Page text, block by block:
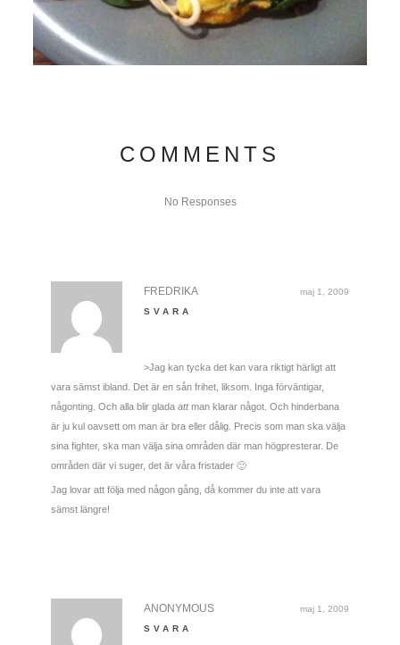
COMMENTS
No Responses
maj 1, 2009
FREDRIKA
SVARA
>Jag kan tycka det kan vara riktigt härligt att
vara sämst ibland. Det är en sån frihet, liksom. Inga förväntigar,
någonting. Och alla blir glada attman klarar något. Och hinderbana
är ju kul oavsett om man är bra eller dålig. Precis som man ska välja
sina fighter, ska man välja sina områden där man högpresterar. De
områden där vi suger, det är våra fristader 🙂
Jag lovar att följa med någon gång, då kommer du inte att vara
sämst längre!
maj 1, 2009
ANONYMOUS
SVARA